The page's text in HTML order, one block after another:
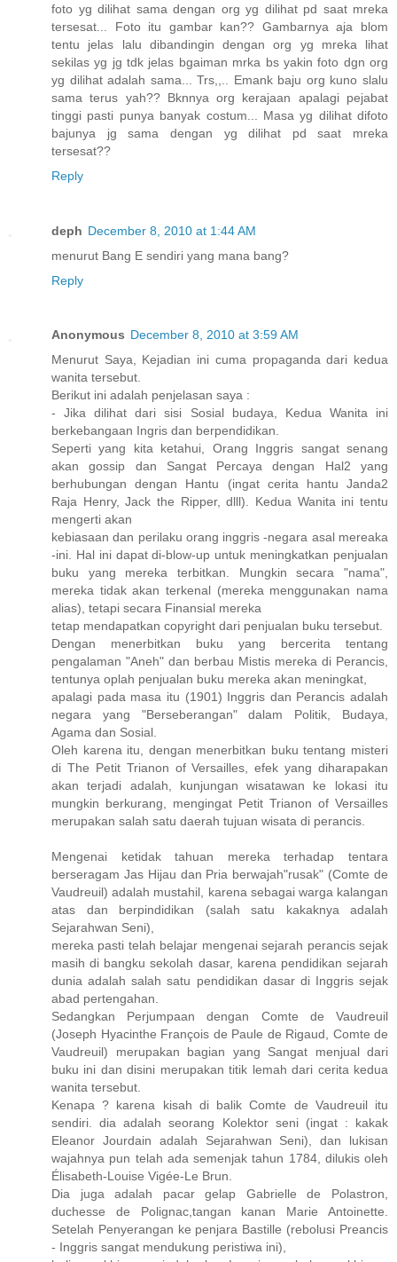
foto yg dilihat sama dengan org yg dilihat pd saat mreka
tersesat... Foto itu gambar kan?? Gambarnya aja blom
tentu jelas lalu dibandingin dengan org yg mreka lihat
sekilas yg jg tdk jelas bgaiman mrka bs yakin foto dgn org
yg dilihat adalah sama... Trs,,.. Emank baju org kuno slalu
sama terus yah?? Bknnya org kerajaan apalagi pejabat
tinggi pasti punya banyak costum... Masa yg dilihat difoto
bajunya jg sama dengan yg dilihat pd saat mreka
tersesat??
Reply
deph December 8, 2010 at 1:44 AM
menurut Bang E sendiri yang mana bang?
Reply
Anonymous December 8, 2010 at 3:59 AM
Menurut Saya, Kejadian ini cuma propaganda dari kedua
wanita tersebut.
Berikut ini adalah penjelasan saya :
- Jika dilihat dari sisi Sosial budaya, Kedua Wanita ini
berkebangaan Ingris dan berpendidikan.
Seperti yang kita ketahui, Orang Inggris sangat senang
akan gossip dan Sangat Percaya dengan Hal2 yang
berhubungan dengan Hantu (ingat cerita hantu Janda2
Raja Henry, Jack the Ripper, dlll). Kedua Wanita ini tentu
mengerti akan
kebiasaan dan perilaku orang inggris -negara asal mereaka
-ini. Hal ini dapat di-blow-up untuk meningkatkan penjualan
buku yang mereka terbitkan. Mungkin secara "nama",
mereka tidak akan terkenal (mereka menggunakan nama
alias), tetapi secara Finansial mereka
tetap mendapatkan copyright dari penjualan buku tersebut.
Dengan menerbitkan buku yang bercerita tentang
pengalaman "Aneh" dan berbau Mistis mereka di Perancis,
tentunya oplah penjualan buku mereka akan meningkat,
apalagi pada masa itu (1901) Inggris dan Perancis adalah
negara yang "Berseberangan" dalam Politik, Budaya,
Agama dan Sosial.
Oleh karena itu, dengan menerbitkan buku tentang misteri
di The Petit Trianon of Versailles, efek yang diharapakan
akan terjadi adalah, kunjungan wisatawan ke lokasi itu
mungkin berkurang, mengingat Petit Trianon of Versailles
merupakan salah satu daerah tujuan wisata di perancis.
Mengenai ketidak tahuan mereka terhadap tentara
berseragam Jas Hijau dan Pria berwajah"rusak" (Comte de
Vaudreuil) adalah mustahil, karena sebagai warga kalangan
atas dan berpindidikan (salah satu kakaknya adalah
Sejarahwan Seni),
mereka pasti telah belajar mengenai sejarah perancis sejak
masih di bangku sekolah dasar, karena pendidikan sejarah
dunia adalah salah satu pendidikan dasar di Inggris sejak
abad pertengahan.
Sedangkan Perjumpaan dengan Comte de Vaudreuil
(Joseph Hyacinthe François de Paule de Rigaud, Comte de
Vaudreuil) merupakan bagian yang Sangat menjual dari
buku ini dan disini merupakan titik lemah dari cerita kedua
wanita tersebut.
Kenapa ? karena kisah di balik Comte de Vaudreuil itu
sendiri. dia adalah seorang Kolektor seni (ingat : kakak
Eleanor Jourdain adalah Sejarahwan Seni), dan lukisan
wajahnya pun telah ada semenjak tahun 1784, dilukis oleh
Élisabeth-Louise Vigée-Le Brun.
Dia juga adalah pacar gelap Gabrielle de Polastron,
duchesse de Polignac,tangan kanan Marie Antoinette.
Setelah Penyerangan ke penjara Bastille (rebolusi Preancis
- Inggris sangat mendukung peristiwa ini),